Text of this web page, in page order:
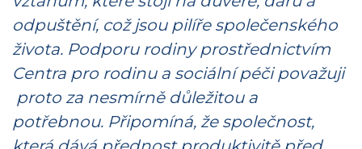
odpuštění, což jsou pilíře společenského
života. Podporu rodiny prostřednictvím
Centra pro rodinu a sociální péči považuji
proto za nesmírně důležitou a
potřebnou. Připomíná, že společnost,